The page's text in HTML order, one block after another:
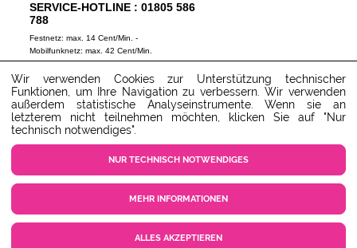
SERVICE-HOTLINE : 01805 586
788
Festnetz: max. 14 Cent/Min. -
Mobilfunknetz: max. 42 Cent/Min.
(Mo-Do 9-18 Uhr, Fr 9-16 Uhr)
ZUM SERVICECENTER
DATENSCHUTZ
IMPRESSUM
Wir verwenden Cookies zur Unterstützung technischer
Funktionen, um Ihre Navigation zu verbessern. Wir verwenden
außerdem statistische Analyseinstrumente. Wenn sie an
letzterem nicht teilnehmen möchten, klicken Sie auf "Nur
technisch notwendiges".
NUR TECHNISCH NOTWENDIGES
MEHR INFORMATIONEN
ALLES AKZEPTIEREN